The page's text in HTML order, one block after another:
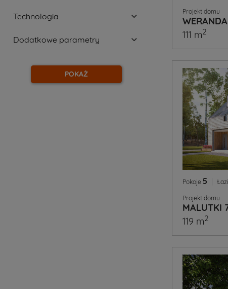
Projekt domu
111 m2
Pokoje 5
Projekt domu
MALUTKI
119 m2
Technologia
Dodatkowe parametry
POKAŻ